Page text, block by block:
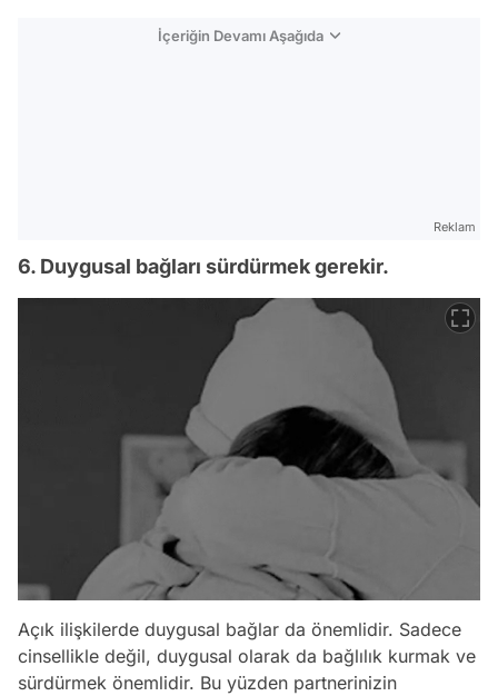
İçeriğin Devamı Aşağıda
Reklam
6. Duygusal bağları sürdürmek gerekir.
Açık ilişkilerde duygusal bağlar da önemlidir. Sadece
cinsellikle değil, duygusal olarak da bağlılık kurmak ve
sürdürmek önemlidir. Bu yüzden partnerinizin